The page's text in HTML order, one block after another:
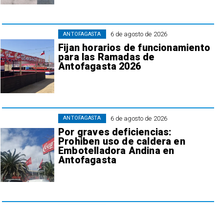
6 de agosto de 2026
Fijan horarios de funcionamiento
para las Ramadas de
Antofagasta 2026
ANTOFAGASTA
6 de agosto de 2026
Por graves deficiencias:
Prohiben uso de caldera en
Embotelladora Andina en
Antofagasta
ANTOFAGASTA